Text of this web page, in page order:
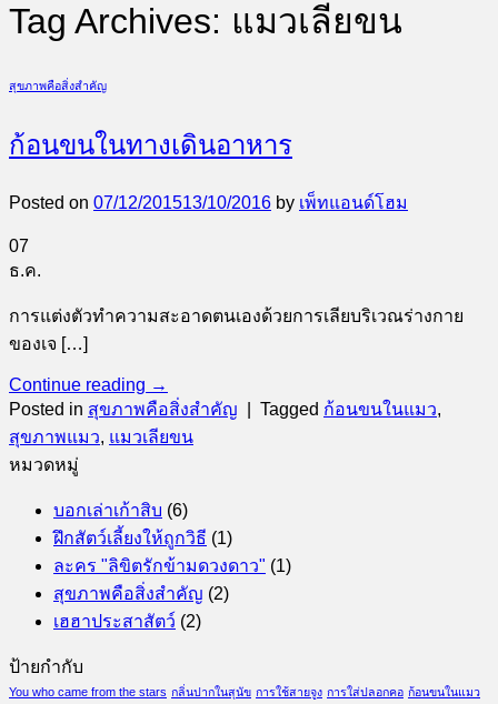
Tag Archives: แมวเลียขน
สุขภาพคือสิ่งสำคัญ
ก้อนขนในทางเดินอาหาร
Posted on 07/12/201513/10/2016 by เพ็ทแอนด์โฮม
07
ธ.ค.
การแต่งตัวทำความสะอาดตนเองด้วยการเลียบริเวณร่างกาย
ของเจ […]
Continue reading →
Posted in สุขภาพคือสิ่งสำคัญ Tagged ก้อนขนในแมว,
สุขภาพแมว, แมวเลียขน
หมวดหมู่
บอกเล่าเก้าสิบ (6)
ฝึกสัตว์เลี้ยงให้ถูกวิธี (1)
ละคร "ลิขิตรักข้ามดวงดาว" (1)
สุขภาพคือสิ่งสำคัญ (2)
เฮฮาประสาสัตว์ (2)
ป้ายกำกับ
You who came from the stars กลิ่นปากในสุนัข การใช้สายจูง การใส่ปลอกคอ ก้อนขนในแมว